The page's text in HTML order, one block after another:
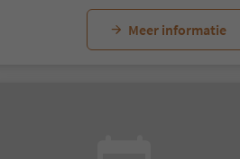
Meer informatie